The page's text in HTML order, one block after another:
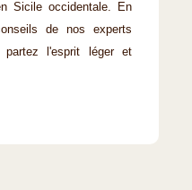
Sicile occidentale. En
de nos experts
partez l'esprit léger et